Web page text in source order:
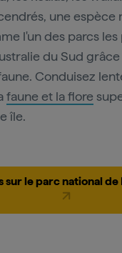
une espèce
l'un des parcs les
du Sud grâce
Conduisez
faune et la flore
île.
sur le parc national